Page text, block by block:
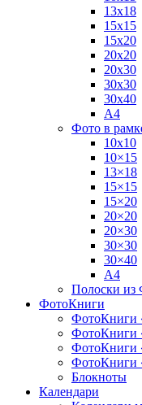
13х18
15х15
15х20
20х20
20х30
30х30
30х40
А4
Фото в
10х10
10×15
13×18
15×15
15×20
20×20
20×30
30×30
30×40
A4
Полоски из
ФотоКниги
ФотоКниги
ФотоКниги
ФотоКниги
ФотоКниги
Блокноты
Календари